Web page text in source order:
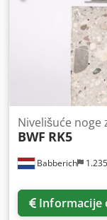
Babberich
Nivelišuće noge
BWF RK5
Informacije